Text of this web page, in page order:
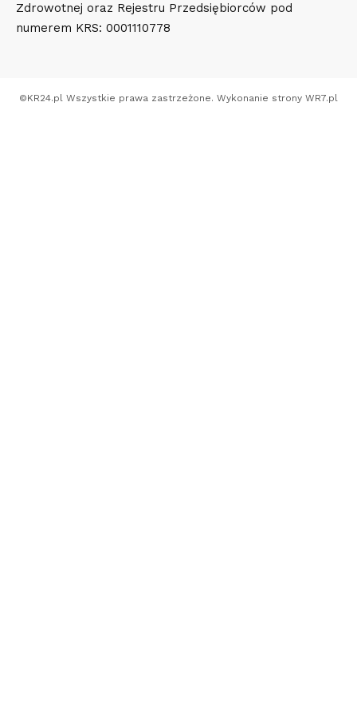
Zdrowotnej oraz Rejestru Przedsiębiorców pod
numerem KRS: 0001110778
©KR24.pl Wszystkie prawa zastrzeżone. Wykonanie strony WR7.pl